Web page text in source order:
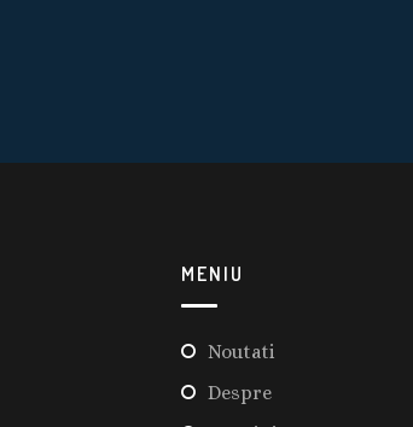
MENIU
Noutati
Despre